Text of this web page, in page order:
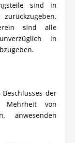
sind in
sind alle
in
der
Mehrheit von
anwesenden